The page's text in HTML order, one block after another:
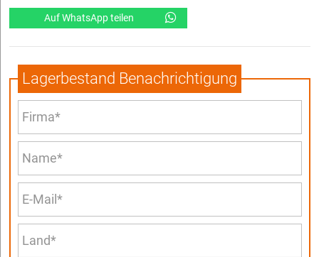
Auf WhatsApp teilen
Lagerbestand Benachrichtigung